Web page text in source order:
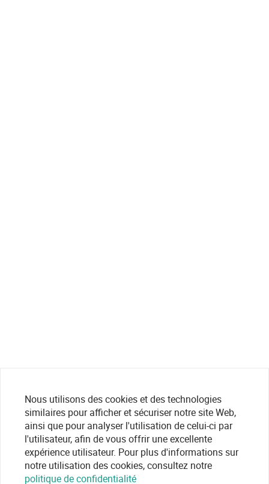
Nous utilisons des cookies et des technologies
similaires pour afficher et sécuriser notre site Web,
ainsi que pour analyser l'utilisation de celui-ci par
l'utilisateur, afin de vous offrir une excellente
expérience utilisateur. Pour plus d'informations sur
notre utilisation des cookies, consultez notre
politique de confidentialité